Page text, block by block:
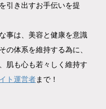
引き出すお手伝いを提
事は、美容と健康を意識
の体系を維持する為に、
肌も心も若々しく維持す
ト運営者まで！